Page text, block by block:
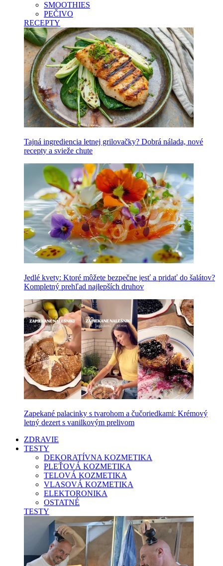
SMOOTHIES
PEČIVO
RECEPTY
Tajná ingrediencia letnej grilovačky? Dobrá nálada, nové
recepty a svieže chute
Jedlé kvety: Ktoré môžete bezpečne jesť a pridať do šalátov?
Kompletný prehľad najlepších druhov
Zapekané palacinky s tvarohom a čučoriedkami: Krémový
letný dezert s vanilkovým prelivom
ZDRAVIE
TESTY
DEKORATÍVNA KOZMETIKA
PLEŤOVÁ KOZMETIKA
TELOVÁ KOZMETIKA
VLASOVÁ KOZMETIKA
ELEKTORONIKA
OSTATNÉ
TESTY